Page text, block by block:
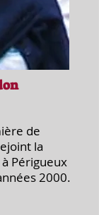
de
la
Périgueux
2000.